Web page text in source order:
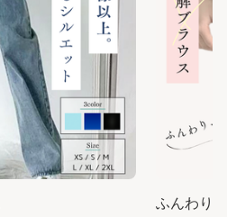
ふんわり